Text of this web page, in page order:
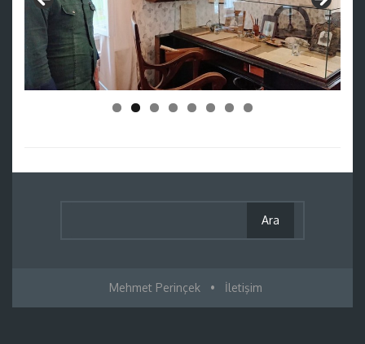
Mehmet Perinçek • İletişim